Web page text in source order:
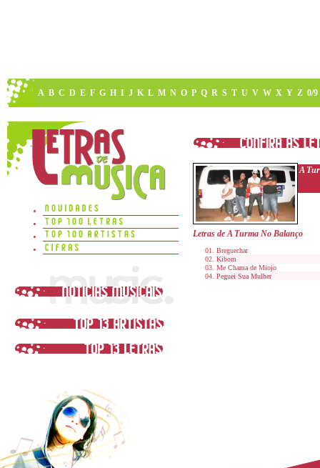
A B C D E F G H I J K L M N O P Q R S T U V W X Y Z 0/9
A
Letras de A Turma No Balanço
Breguechar
Kibom
Me Chama de Miojo
Peguei Sua Mulher